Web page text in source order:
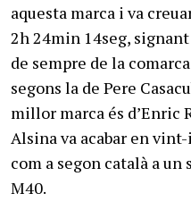
aquesta marca i va
2h 24min 14seg,
de sempre de la
segons la de Pere
millor marca és d’Enric
Alsina va acabar en
com a segon català a
M40.